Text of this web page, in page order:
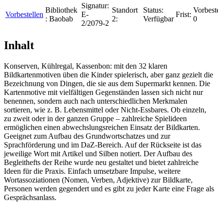
Vorbestellen
Bibliothek
: Baobab
Signatur:
E-
2/2079-2
Standort
2:
Status:
Verfügbar
Frist:
0
Inhalt
Konserven, Kühlregal, Kassenbon: mit den 32 klaren
Bildkartenmotiven üben die Kinder spielerisch, aber ganz gezielt die
Bezeichnung von Dingen, die sie aus dem Supermarkt kennen. Die
Kartenmotive mit vielfältigen Gegenständen lassen sich nicht nur
benennen, sondern auch nach unterschiedlichen Merkmalen
sortieren, wie z. B. Lebensmittel oder Nicht-Essbares. Ob einzeln,
zu zweit oder in der ganzen Gruppe – zahlreiche Spielideen
ermöglichen einen abwechslungsreichen Einsatz der Bildkarten.
Geeignet zum Aufbau des Grundwortschatzes und zur
Sprachförderung und im DaZ-Bereich. Auf der Rückseite ist das
jeweilige Wort mit Artikel und Silben notiert. Der Aufbau des
Begleithefts der Reihe wurde neu gestaltet und bietet zahlreiche
Ideen für die Praxis. Einfach umsetzbare Impulse, weitere
Wortassoziationen (Nomen, Verben, Adjektive) zur Bildkarte,
Personen werden gegendert und es gibt zu jeder Karte eine Frage als
Gesprächsanlass.